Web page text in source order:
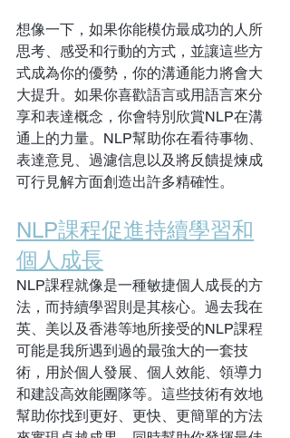
想像一下，如果你能模仿最成功的人所
思考、感受和行動的方式，並讓這些方
式成為你的優勢，你的溝通能力將會大
大提升。如果你喜歡語言或用語言來分
享和表達概念，你會特別欣賞NLP在溝
通上的力量。NLP幫助你在看待事物、
表達意見、過濾信息以及將反饋提煉成
可行見解方面創造出許多精確性。
NLP課程促進持續學習和
個人成長
NLP課程就像是一種敏捷個人成長的方
法，而持續學習則是其核心。過去我在
英、美以及香港等地所接受的NLP課程
可能是我所遇到過的最強大的一套技
術，用於個人發展、個人效能、領導力
和建設高效能團隊等。這些技術有效地
幫助你找到更好、更快、更簡單的方法